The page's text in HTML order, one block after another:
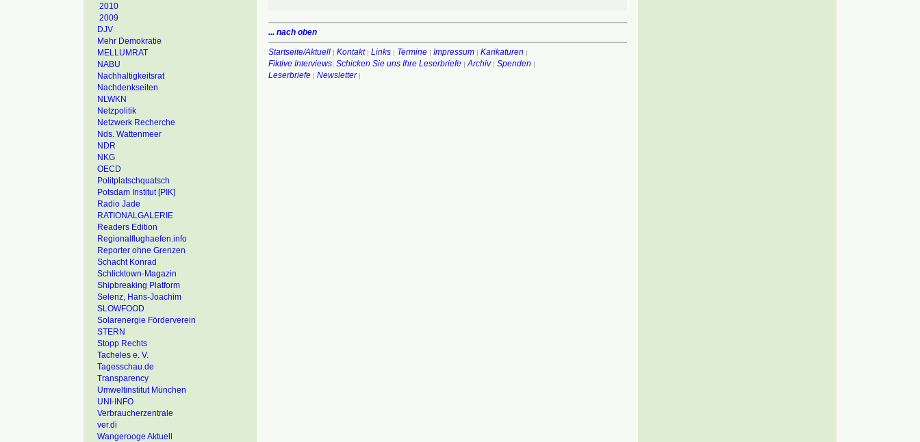
2010
2009
DJV
Mehr Demokratie
MELLUMRAT
NABU
Nachhaltigkeitsrat
Nachdenkseiten
NLWKN
Netzpolitik
Netzwerk Recherche
Nds. Wattenmeer
NDR
NKG
OECD
Politplatschquatsch
Potsdam Institut [PIK]
Radio Jade
RATIONALGALERIE
Readers Edition
Regionalflughaefen.info
Reporter ohne Grenzen
Schacht Konrad
Schlicktown-Magazin
Shipbreaking Platform
Selenz, Hans-Joachim
SLOWFOOD
Solarenergie Förderverein
STERN
Stopp Rechts
Tacheles e. V.
Tagesschau.de
Transparency
Umweltinstitut München
UNI-INFO
Verbraucherzentrale
ver.di
Wangerooge Aktuell
... nach oben
Startseite/Aktuell| Kontakt| Links| Termine| Impressum| Karikaturen |
Fiktive Interviews| Schicken Sie uns Ihre Leserbriefe| Archiv| Spenden |
Leserbriefe | Newsletter|